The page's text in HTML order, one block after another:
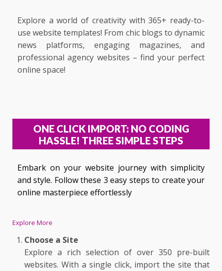
Explore a world of creativity with 365+ ready-to-
use website templates! From chic blogs to dynamic
news platforms, engaging magazines, and
professional agency websites – find your perfect
online space!
ONE CLICK IMPORT: NO CODING
HASSLE! THREE SIMPLE STEPS
Embark on your website journey with simplicity
and style. Follow these 3 easy steps to create your
online masterpiece effortlessly
Explore More
Choose a Site
Explore a rich selection of over 350 pre-built
websites. With a single click, import the site that